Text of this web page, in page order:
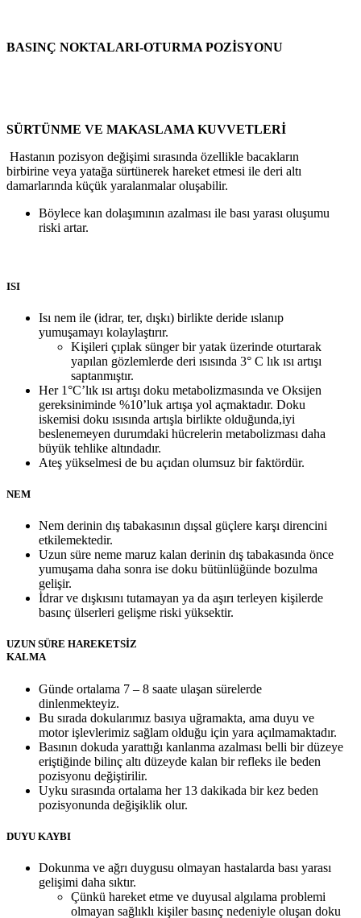
BASINÇ NOKTALARI-OTURMA POZİSYONU
SÜRTÜNME VE MAKASLAMA KUVVETLERİ
Hastanın pozisyon değişimi sırasında özellikle bacakların
birbirine veya yatağa sürtünerek hareket etmesi ile deri altı
damarlarında küçük yaralanmalar oluşabilir.
Böylece kan dolaşımının azalması ile bası yarası oluşumu
riski artar.
ISI
Isı nem ile (idrar, ter, dışkı) birlikte deride ıslanıp
yumuşamayı kolaylaştırır.
Kişileri çıplak sünger bir yatak üzerinde oturtarak
yapılan gözlemlerde deri ısısında 3° C lık ısı artışı
saptanmıştır.
Her 1°C’lık ısı artışı doku metabolizmasında ve Oksijen
gereksiniminde %10’luk artışa yol açmaktadır. Doku
iskemisi doku ısısında artışla birlikte olduğunda,iyi
beslenemeyen durumdaki hücrelerin metabolizması daha
büyük tehlike altındadır.
Ateş yükselmesi de bu açıdan olumsuz bir faktördür.
NEM
Nem derinin dış tabakasının dışsal güçlere karşı direncini
etkilemektedir.
Uzun süre neme maruz kalan derinin dış tabakasında önce
yumuşama daha sonra ise doku bütünlüğünde bozulma
gelişir.
İdrar ve dışkısını tutamayan ya da aşırı terleyen kişilerde
basınç ülserleri gelişme riski yüksektir.
UZUN SÜRE HAREKETSİZ
KALMA
Günde ortalama 7 – 8 saate ulaşan sürelerde
dinlenmekteyiz.
Bu sırada dokularımız basıya uğramakta, ama duyu ve
motor işlevlerimiz sağlam olduğu için yara açılmamaktadır.
Basının dokuda yarattığı kanlanma azalması belli bir düzeye
eriştiğinde bilinç altı düzeyde kalan bir refleks ile beden
pozisyonu değiştirilir.
Uyku sırasında ortalama her 13 dakikada bir kez beden
pozisyonunda değişiklik olur.
DUYU KAYBI
Dokunma ve ağrı duygusu olmayan hastalarda bası yarası
gelişimi daha sıktır.
Çünkü hareket etme ve duyusal algılama problemi
olmayan sağlıklı kişiler basınç nedeniyle oluşan doku